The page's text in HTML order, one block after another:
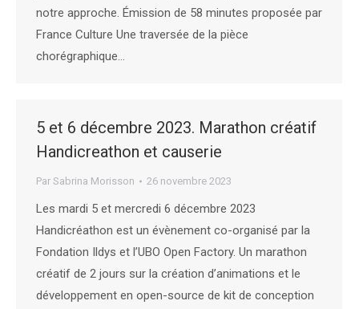
notre approche. Émission de 58 minutes proposée par
France Culture Une traversée de la pièce
chorégraphique…
5 et 6 décembre 2023. Marathon créatif
Handicreathon et causerie
Par Sabrina Morisson 26 novembre 2023
Les mardi 5 et mercredi 6 décembre 2023
Handicréathon est un évènement co-organisé par la
Fondation Ildys et l’UBO Open Factory. Un marathon
créatif de 2 jours sur la création d’animations et le
développement en open-source de kit de conception